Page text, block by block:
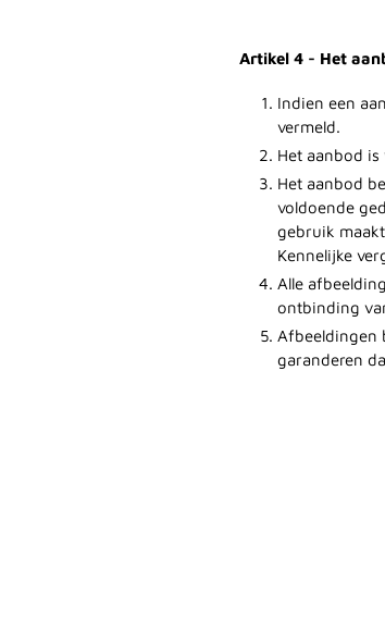
Artikel 4 - Het
Indien een
vermeld.
Het aanbod
Het aanbod
voldoende
gebruik
Kennelijke
Alle
ontbinding
Afbeeldingen
garanderen